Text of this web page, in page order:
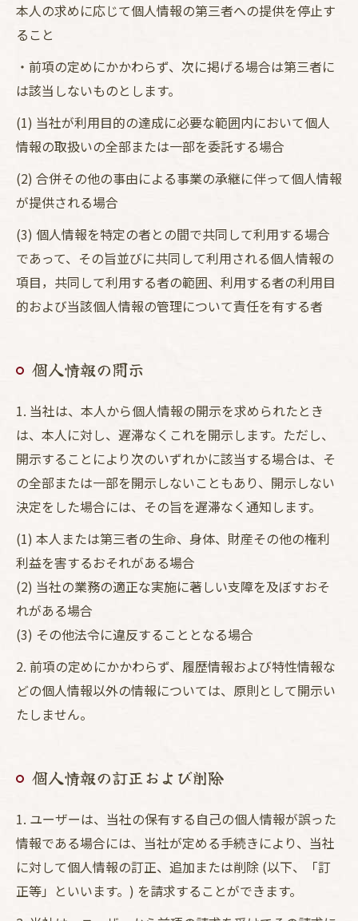
本人の求めに応じて個人情報の第三者への提供を停止す
ること
・前項の定めにかかわらず、次に掲げる場合は第三者に
は該当しないものとします。
(1) 当社が利用目的の達成に必要な範囲内において個人
情報の取扱いの全部または一部を委託する場合
(2) 合併その他の事由による事業の承継に伴って個人情報
が提供される場合
(3) 個人情報を特定の者との間で共同して利用する場合
であって、その旨並びに共同して利用される個人情報の
項目，共同して利用する者の範囲、利用する者の利用目
的および当該個人情報の管理について責任を有する者
個人情報の開示
1. 当社は、本人から個人情報の開示を求められたとき
は、本人に対し、遅滞なくこれを開示します。ただし、
開示することにより次のいずれかに該当する場合は、そ
の全部または一部を開示しないこともあり、開示しない
決定をした場合には、その旨を遅滞なく通知します。
(1) 本人または第三者の生命、身体、財産その他の権利
利益を害するおそれがある場合
(2) 当社の業務の適正な実施に著しい支障を及ぼすおそ
れがある場合
(3) その他法令に違反することとなる場合
2. 前項の定めにかかわらず、履歴情報および特性情報な
どの個人情報以外の情報については、原則として開示い
たしません。
個人情報の訂正および削除
1. ユーザーは、当社の保有する自己の個人情報が誤った
情報である場合には、当社が定める手続きにより、当社
に対して個人情報の訂正、追加または削除 (以下、「訂
正等」といいます。) を請求することができます。